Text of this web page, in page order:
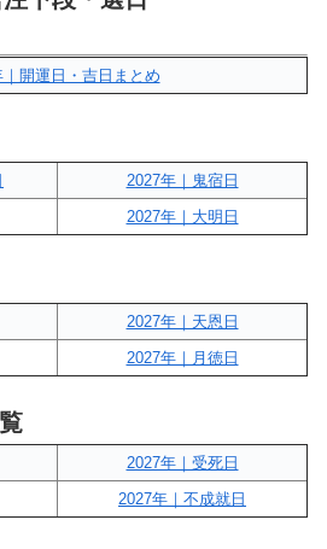
｜開運日・吉日まとめ
2027年｜鬼宿日
2027年｜大明日
2027年｜天恩日
2027年｜月徳日
2027年｜受死日
2027年｜不成就日